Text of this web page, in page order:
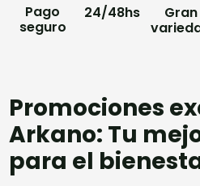
Pago
seguro
24/48hs
Gran
Promociones
Arkano: Tu
para el